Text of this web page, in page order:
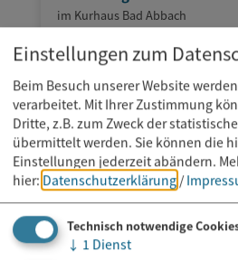
im Kurhaus Bad Abbach
Einstellungen zum
Beim Besuch unserer Website
verarbeitet. Mit Ihrer Zustimmung
Dritte, z.B. zum Zweck der
übermittelt werden. Sie können die
Einstellungen jederzeit abändern.
hier: Datenschutzerklärung /
Technisch notwendige
↓ 1 Dienst